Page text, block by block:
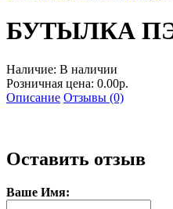
БУТЫЛКА
Наличие: В наличии
Розничная цена: 0.00р.
Описание Отзывы (0)
Оставить отзыв
Ваше Имя: